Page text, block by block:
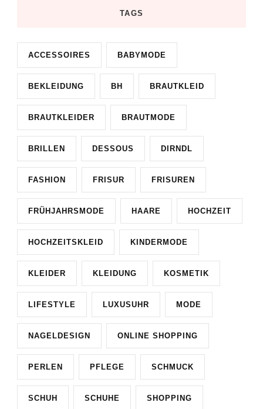
TAGS
ACCESSOIRES BABYMODE
BEKLEIDUNG BH BRAUTKLEID
BRAUTKLEIDER BRAUTMODE
BRILLEN DESSOUS DIRNDL
FASHION FRISUR FRISUREN
FRÜHJAHRSMODE HAARE HOCHZEIT
HOCHZEITSKLEID KINDERMODE
KLEIDER KLEIDUNG KOSMETIK
LIFESTYLE LUXUSUHR MODE
NAGELDESIGN ONLINE SHOPPING
PERLEN PFLEGE SCHMUCK
SCHUH SCHUHE SHOPPING